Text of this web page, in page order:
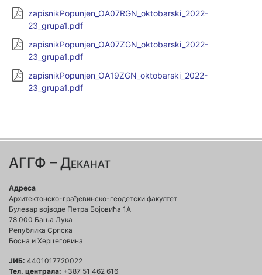
zapisnikPopunjen_OA07RGN_oktobarski_2022-
23_grupa1.pdf
zapisnikPopunjen_OA07ZGN_oktobarski_2022-
23_grupa1.pdf
zapisnikPopunjen_OA19ZGN_oktobarski_2022-
23_grupa1.pdf
АГГФ – Деканат
Адреса
Архитектонско-грађевинско-геодетски факултет
Булевар војводе Петра Бојовића 1A
78 000 Бања Лука
Република Српска
Босна и Херцеговина
ЈИБ: 4401017720022
Тел. централа: +387 51 462 616